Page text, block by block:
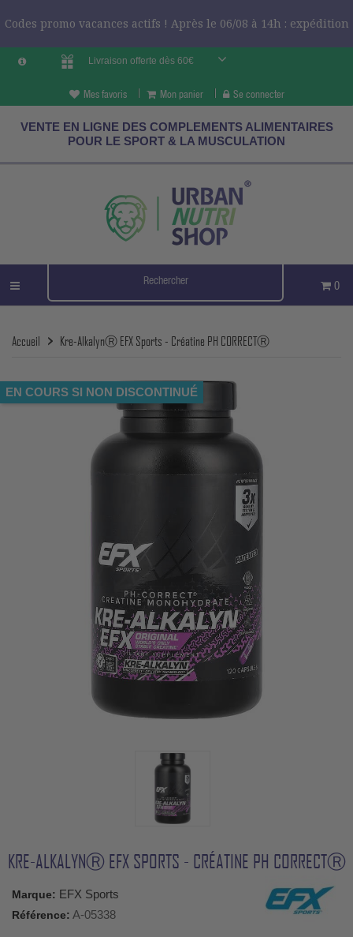
Codes promo vacances actifs ! Après le 06/08 à 14h : expédition
Livraison offerte dès 60€
Mes favoris Mon panier Se connecter
VENTE EN LIGNE DES COMPLEMENTS ALIMENTAIRES
POUR LE SPORT & LA MUSCULATION
0
Accueil Kre-AlkalynⓇ EFX Sports - Créatine PH CORRECTⓇ
EN COURS SI NON DISCONTINUÉ
KRE-ALKALYNⓇ EFX SPORTS - CRÉATINE PH CORRECTⓇ
Marque: EFX Sports
Référence: A-05338